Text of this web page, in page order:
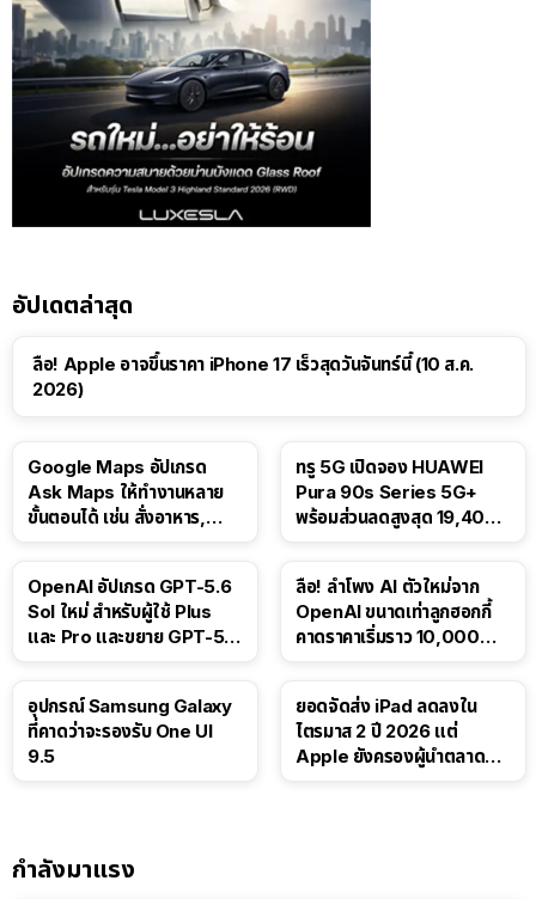
อัปเดตล่าสุด
ลือ! Apple อาจขึ้นราคา iPhone 17 เร็วสุดวันจันทร์นี้ (10 ส.ค.
2026)
Google Maps อัปเกรด
Ask Maps ให้ทำงานหลาย
ขั้นตอนได้ เช่น สั่งอาหาร,
ทรู 5G เปิดจอง HUAWEI
Pura 90s Series 5G+
พร้อมส่วนลดสูงสุด 19,400
OpenAI อัปเกรด GPT-5.6
Sol ใหม่ สำหรับผู้ใช้ Plus
และ Pro และขยาย GPT-5.6
ลือ! ลำโพง AI ตัวใหม่จาก
OpenAI ขนาดเท่าลูกฮอกกี้
คาดราคาเริ่มราว 10,000
อุปกรณ์ Samsung Galaxy
ที่คาดว่าจะรองรับ One UI
9.5
ยอดจัดส่ง iPad ลดลงใน
ไตรมาส 2 ปี 2026 แต่
Apple ยังครองผู้นำตลาด
กำลังมาแรง